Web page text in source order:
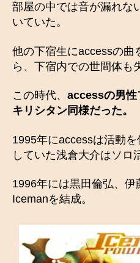
部屋の中では音が漏れな
いていた。
他の下宿生にaccessの曲
ら、下宿内での世間体も
この時代、 accessの男性
キリシタン同様だった。
1995年にaccessは活動
していた浅倉大介はソロ
1996年には黒田倫弘、伊
Icemanを結成。